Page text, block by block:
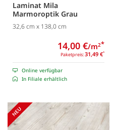
Laminat Mila
Marmoroptik Grau
32,6 cm x 138,0 cm
Paketpreis:31,49 €*
14,00 €/m2*
Online verfügbar
In Filiale erhältlich